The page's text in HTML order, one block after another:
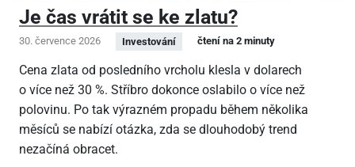
Je čas vrátit se ke zlatu?
30. července 2026 Investování čtení na 2 minuty
Cena zlata od posledního vrcholu klesla v dolarech
o více než 30 %. Stříbro dokonce oslabilo o více než
polovinu. Po tak výrazném propadu během několika
měsíců se nabízí otázka, zda se dlouhodobý trend
nezačíná obracet.